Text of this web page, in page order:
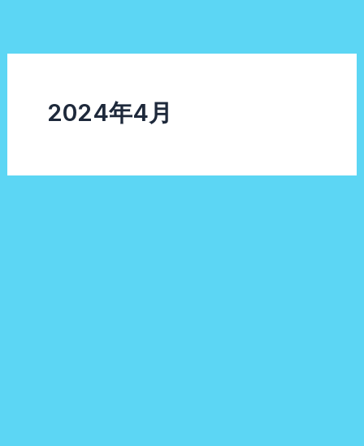
を
2024年4月